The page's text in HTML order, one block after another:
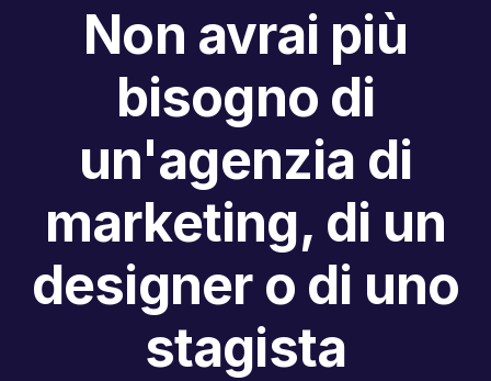
Non avrai più
bisogno di
un'agenzia di
marketing, di un
designer o di uno
stagista